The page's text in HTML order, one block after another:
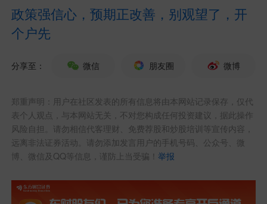
政策强信心，预期正改善，别观望了，开
个户先
分享至： 微信 朋友圈 微博
郑重声明：用户在社区发表的所有信息将由本网站记录保存，仅代
表个人观点，与本网站无关，不对您构成任何投资建议，据此操作
风险自担。请勿相信代客理财、免费荐股和炒股培训等宣传内容，
远离非法证券活动。请勿添加发言用户的手机号码、公众号、微
博、微信及QQ等信息，谨防上当受骗！举报